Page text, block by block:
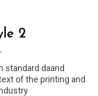
2
standard daand
of the printing and